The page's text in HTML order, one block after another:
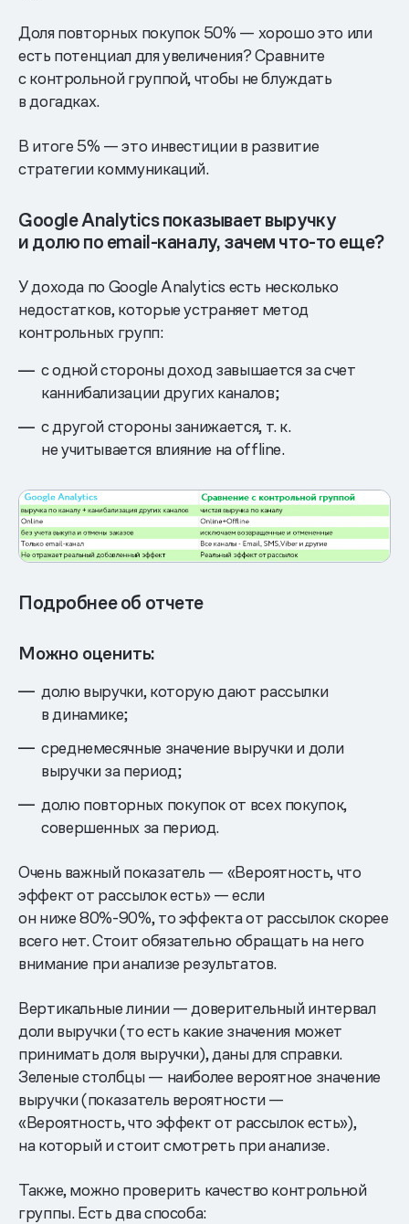
Доля повторных покупок 50% — хорошо это или
есть потенциал для увеличения? Сравните
с контрольной группой, чтобы не блуждать
в догадках.
В итоге 5% — это инвестиции в развитие
стратегии коммуникаций.
Google Analytics показывает выручку
и долю по email-каналу, зачем что-то еще?
У дохода по Google Analytics есть несколько
недостатков, которые устраняет метод
контрольных групп:
с одной стороны доход завышается за счет
каннибализации других каналов;
с другой стороны занижается, т. к.
не учитывается влияние на offline.
Подробнее об отчете
Можно оценить:
долю выручки, которую дают рассылки
в динамике;
среднемесячные значение выручки и доли
выручки за период;
долю повторных покупок от всех покупок,
совершенных за период.
Очень важный показатель — «Вероятность, что
эффект от рассылок есть» — если
он ниже 80%-90%, то эффекта от рассылок скорее
всего нет. Стоит обязательно обращать на него
внимание при анализе результатов.
Вертикальные линии — доверительный интервал
доли выручки (то есть какие значения может
принимать доля выручки), даны для справки.
Зеленые столбцы — наиболее вероятное значение
выручки (показатель вероятности —
«Вероятность, что эффект от рассылок есть»),
на который и стоит смотреть при анализе.
Также, можно проверить качество контрольной
группы. Есть два способа: